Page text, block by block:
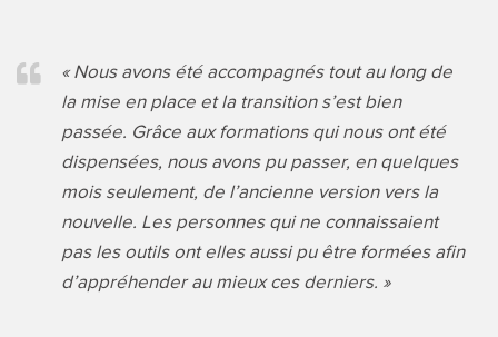
« Nous avons été accompagnés tout au long de
la mise en place et la transition s’est bien
passée. Grâce aux formations qui nous ont été
dispensées, nous avons pu passer, en quelques
mois seulement, de l’ancienne version vers la
nouvelle. Les personnes qui ne connaissaient
pas les outils ont elles aussi pu être formées afin
d’appréhender au mieux ces derniers. »